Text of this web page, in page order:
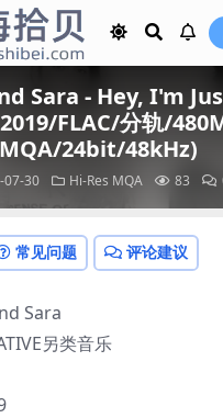
Sara - Hey, I'm
FLAC/分轨/480M
24bit/48kHz)
07-30 Hi-Res MQA 83
常见问题 评论建议
Sara
另类音乐